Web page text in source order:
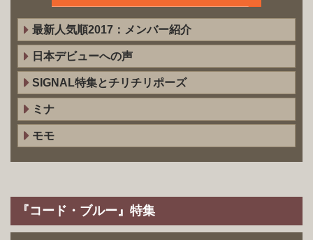
最新人気順2017：メンバー紹介
日本デビューへの声
SIGNAL特集とチリチリポーズ
ミナ
モモ
『コード・ブルー』特集